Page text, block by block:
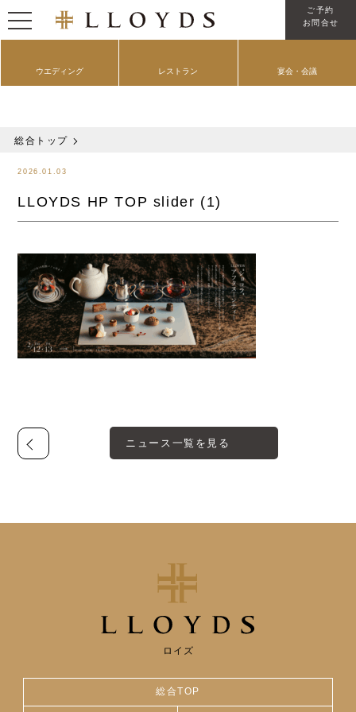
ウエディング レストラン 宴会・会議
ご予約
お問合せ
NEWS
総合トップ
2026.01.03
LLOYDS HP TOP slider (1)
ニュース一覧を見る
ロイズ
総合TOP